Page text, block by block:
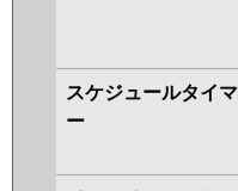
スケジュールタイマ
ー